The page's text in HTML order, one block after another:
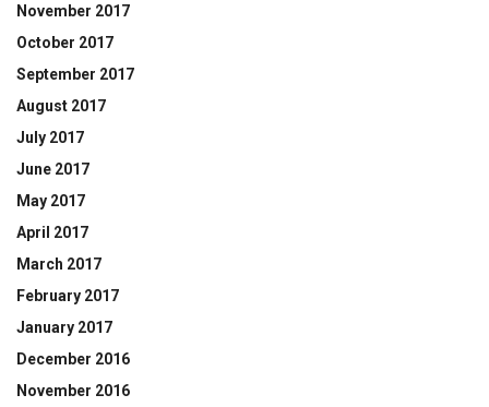
November 2017
October 2017
September 2017
August 2017
July 2017
June 2017
May 2017
April 2017
March 2017
February 2017
January 2017
December 2016
November 2016